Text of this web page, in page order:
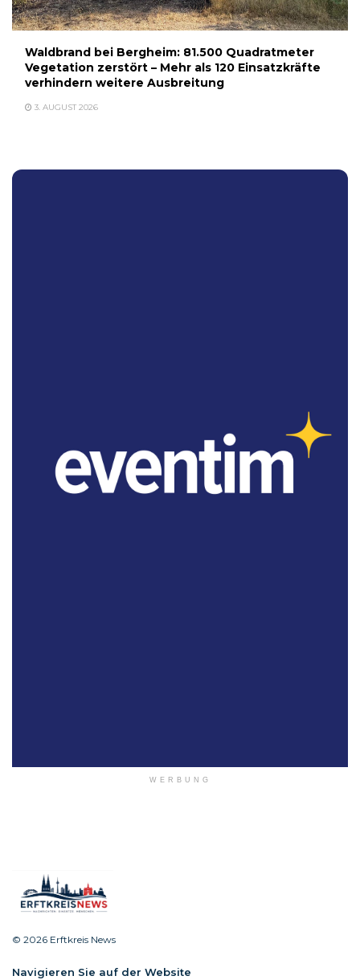
Waldbrand bei Bergheim: 81.500 Quadratmeter
Vegetation zerstört – Mehr als 120 Einsatzkräfte
verhindern weitere Ausbreitung
3. AUGUST 2026
WERBUNG
© 2026 Erftkreis News
Navigieren Sie auf der Website